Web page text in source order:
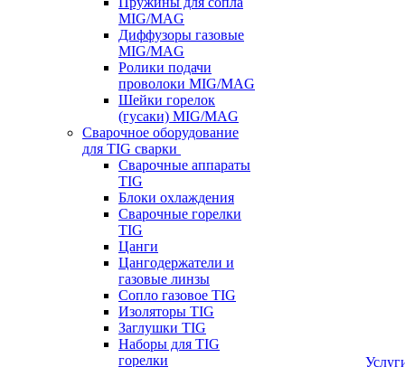
MIG/MAG
Диффузоры газовые
MIG/MAG
Ролики подачи
проволоки MIG/MAG
Шейки горелок
(гусаки) MIG/MAG
Сварочное оборудование
для TIG сварки
Сварочные аппараты
TIG
Блоки охлаждения
Сварочные горелки
TIG
Цанги
Цангодержатели и
газовые линзы
Сопло газовое TIG
Изоляторы TIG
Заглушки TIG
Наборы для TIG
горелки